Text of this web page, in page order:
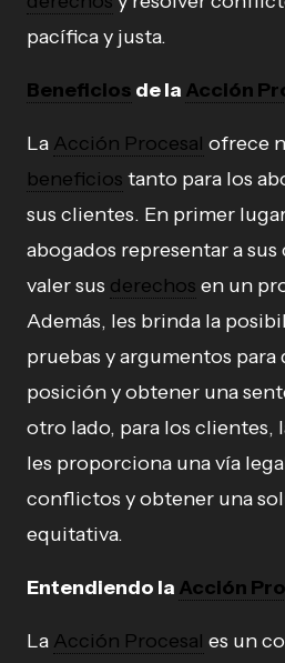
pacífica y justa.
Beneficios de la Acción
La Acción Procesal ofrece
beneficios tanto para los
sus clientes. En primer
abogados representar a
valer sus derechos en un
Además, les brinda la
pruebas y argumentos para
posición y obtener una
otro lado, para los clientes,
les proporciona una vía
conflictos y obtener una
equitativa.
Entendiendo la Acción
La Acción Procesal es un